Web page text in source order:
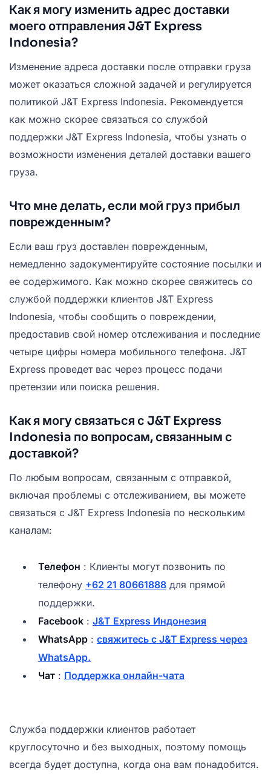
Как я могу изменить адрес доставки
моего отправления J&T Express
Indonesia?
Изменение адреса доставки после отправки груза
может оказаться сложной задачей и регулируется
политикой J&T Express Indonesia. Рекомендуется
как можно скорее связаться со службой
поддержки J&T Express Indonesia, чтобы узнать о
возможности изменения деталей доставки вашего
груза.
Что мне делать, если мой груз прибыл
поврежденным?
Если ваш груз доставлен поврежденным,
немедленно задокументируйте состояние посылки и
ее содержимого. Как можно скорее свяжитесь со
службой поддержки клиентов J&T Express
Indonesia, чтобы сообщить о повреждении,
предоставив свой номер отслеживания и последние
четыре цифры номера мобильного телефона. J&T
Express проведет вас через процесс подачи
претензии или поиска решения.
Как я могу связаться с J&T Express
Indonesia по вопросам, связанным с
доставкой?
По любым вопросам, связанным с отправкой,
включая проблемы с отслеживанием, вы можете
связаться с J&T Express Indonesia по нескольким
каналам:
Телефон : Клиенты могут позвонить по
телефону +62 21 80661888 для прямой
поддержки.
Facebook : J&T Express Индонезия
WhatsApp : свяжитесь с J&T Express через
WhatsApp.
Чат : Поддержка онлайн-чата
Служба поддержки клиентов работает
круглосуточно и без выходных, поэтому помощь
всегда будет доступна, когда она вам понадобится.